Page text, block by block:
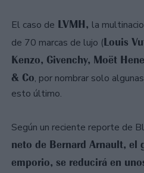
El caso de LVMH, la
de 70 marcas de lujo (Louis
Kenzo, Givenchy, Moët
& Co, por nombrar solo
esto último.
Según un reciente reporte de
neto de Bernard Arnault, el
emporio, se reducirá en